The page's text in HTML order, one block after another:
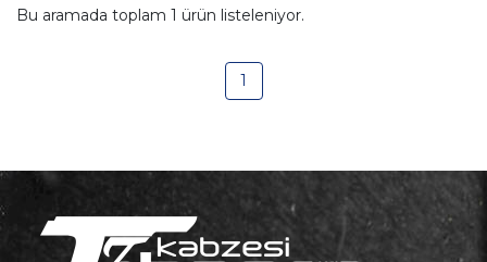
Bu aramada toplam 1 ürün listeleniyor.
1